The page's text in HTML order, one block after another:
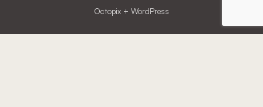
Octopix + WordPress